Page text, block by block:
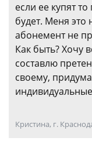
если ее купят
будет. Меня это
абонемент не
Как быть? Хочу
составлю
своему,
Кристина, г.